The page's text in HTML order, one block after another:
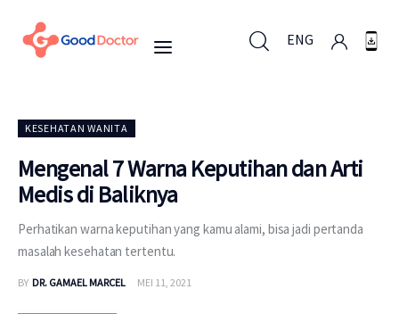
ENG
Untuk Bisnis
Untuk Anda
Mengapa Good Doctor
KESEHATAN WANITA
Mengenal 7 Warna Keputihan dan Arti
Medis di Baliknya
Perhatikan warna keputihan yang kamu alami, bisa jadi pertanda
masalah kesehatan tertentu.
BY DR. GAMAEL MARCEL MEI 11, 2021